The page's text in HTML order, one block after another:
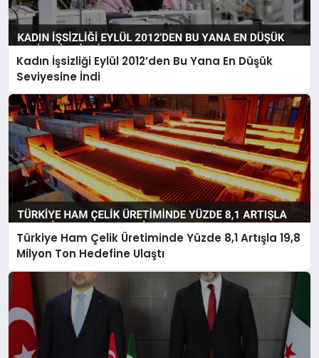
Kadın İşsizliği Eylül 2012’den Bu Yana En Düşük
Seviyesine İndi
Türkiye Ham Çelik Üretiminde Yüzde 8,1 Artışla 19,8
Milyon Ton Hedefine Ulaştı